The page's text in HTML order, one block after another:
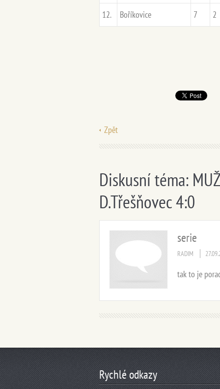
12. Boříkovice 7 2
Zpět
Diskusní téma:
D.Třešňovec 4:0
serie
RADIM
tak to je
Rychlé odkazy